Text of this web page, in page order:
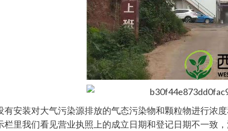
装对大气污染源排放的气态污染物和颗粒物进行浓
栏里我们看见营业执照上的成立日期和登记日期不一致